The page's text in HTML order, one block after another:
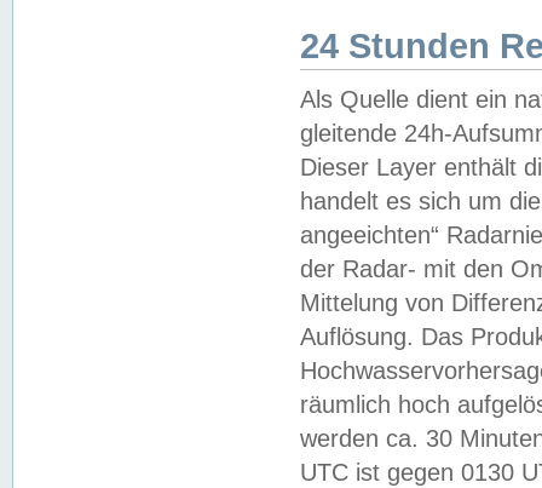
24 Stunden
Als Quelle dient ein
gleitende 24h-
Dieser Layer enthält
handelt es sich um
angeeichten“
der Radar- mit den
Mittelung von
Auflösung. Das
räumlich hoch
werden ca. 30
UTC ist gegen 0130